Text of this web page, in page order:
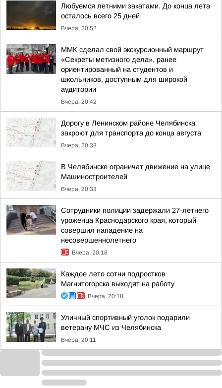
Любуемся летними закатами. До конца лета
осталось всего 25 дней
Вчера, 20:52
ММК сделал свой экскурсионный маршрут
«Секреты метизного дела», ранее
ориентированный на студентов и
школьников, доступным для широкой
аудитории
Вчера, 20:42
Дорогу в Ленинском районе Челябинска
закроют для транспорта до конца августа
Вчера, 20:33
В Челябинске ограничат движение на улице
Машиностроителей
Вчера, 20:33
Сотрудники полиции задержали 27-летнего
уроженца Краснодарского края, который
совершил нападение на
несовершеннолетнего
Вчера, 20:18
Каждое лето сотни подростков
Магнитогорска выходят на работу
Вчера, 20:18
Уличный спортивный уголок подарили
ветерану МЧС из Челябинска
Вчера, 20:11